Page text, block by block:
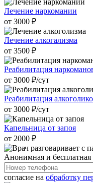
Лечение наркомании
от 3000 ₽
Лечение алкогализма
от 3500 ₽
Реабилитация
от 3000 ₽/cут
Реабилитация
от 3000 ₽/cут
Капельница от запоя
от 2000 ₽
Анонимная и бесплатная
согласие на обработку